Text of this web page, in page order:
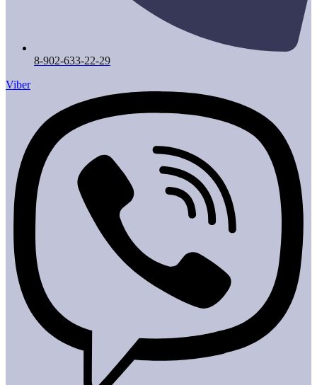
8-902-633-22-29
Viber